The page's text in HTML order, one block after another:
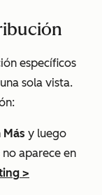
específicos
sola vista.
Más y luego
no aparece en
>